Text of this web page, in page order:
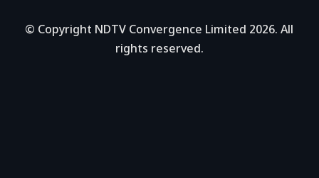
© Copyright NDTV Convergence Limited 2026. All
rights reserved.